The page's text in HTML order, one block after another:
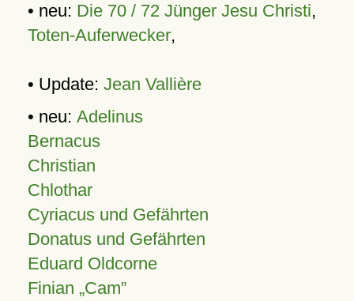
• neu: Die 70 / 72 Jünger Jesu Christi,
Toten-Auferwecker,
• Update: Jean Vallière
• neu: Adelinus
Bernacus
Christian
Chlothar
Cyriacus und Gefährten
Donatus und Gefährten
Eduard Oldcorne
Finian Cam